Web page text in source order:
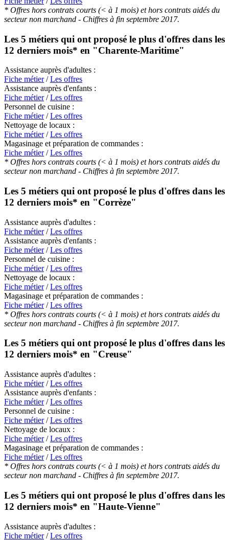
* Offres hors contrats courts (< à 1 mois) et hors contrats aidés du
secteur non marchand - Chiffres à fin septembre 2017.
Les 5 métiers qui ont proposé le plus d'offres dans les
12 derniers mois* en "Charente-Maritime"
Assistance auprès d'adultes :
Fiche métier/Les offres
Assistance auprès d'enfants :
Fiche métier/Les offres
Personnel de cuisine :
Fiche métier/Les offres
Nettoyage de locaux :
Fiche métier/Les offres
Magasinage et préparation de commandes :
Fiche métier/Les offres
* Offres hors contrats courts (< à 1 mois) et hors contrats aidés du
secteur non marchand - Chiffres à fin septembre 2017.
Les 5 métiers qui ont proposé le plus d'offres dans les
12 derniers mois* en "Corrèze"
Assistance auprès d'adultes :
Fiche métier/Les offres
Assistance auprès d'enfants :
Fiche métier/Les offres
Personnel de cuisine :
Fiche métier/Les offres
Nettoyage de locaux :
Fiche métier/Les offres
Magasinage et préparation de commandes :
Fiche métier/Les offres
* Offres hors contrats courts (< à 1 mois) et hors contrats aidés du
secteur non marchand - Chiffres à fin septembre 2017.
Les 5 métiers qui ont proposé le plus d'offres dans les
12 derniers mois* en "Creuse"
Assistance auprès d'adultes :
Fiche métier/Les offres
Assistance auprès d'enfants :
Fiche métier/Les offres
Personnel de cuisine :
Fiche métier/Les offres
Nettoyage de locaux :
Fiche métier/Les offres
Magasinage et préparation de commandes :
Fiche métier/Les offres
* Offres hors contrats courts (< à 1 mois) et hors contrats aidés du
secteur non marchand - Chiffres à fin septembre 2017.
Les 5 métiers qui ont proposé le plus d'offres dans les
12 derniers mois* en "Haute-Vienne"
Assistance auprès d'adultes :
Fiche métier/Les offres